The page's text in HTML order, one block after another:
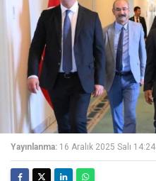
Yayınlanma: 16 Aralık 2025 Salı 14:24